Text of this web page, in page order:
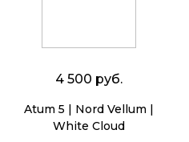
4 500 руб.
Atum 5 | Nord Vellum |
White Cloud